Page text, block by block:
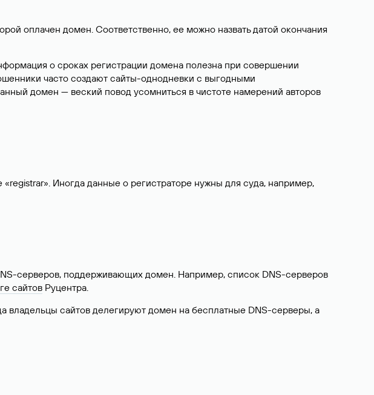
оплачен домен. Соответственно, ее можно назвать датой окончания
о сроках регистрации домена полезна при совершении
часто создают сайты-однодневки с выгодными
домен — веский повод усомниться в чистоте намерений авторов
Иногда данные о регистраторе нужны для суда, например,
серверов, поддерживающих домен. Например, список DNS-серверов
сайтов Руцентра.
владельцы сайтов делегируют домен на бесплатные DNS-серверы, а